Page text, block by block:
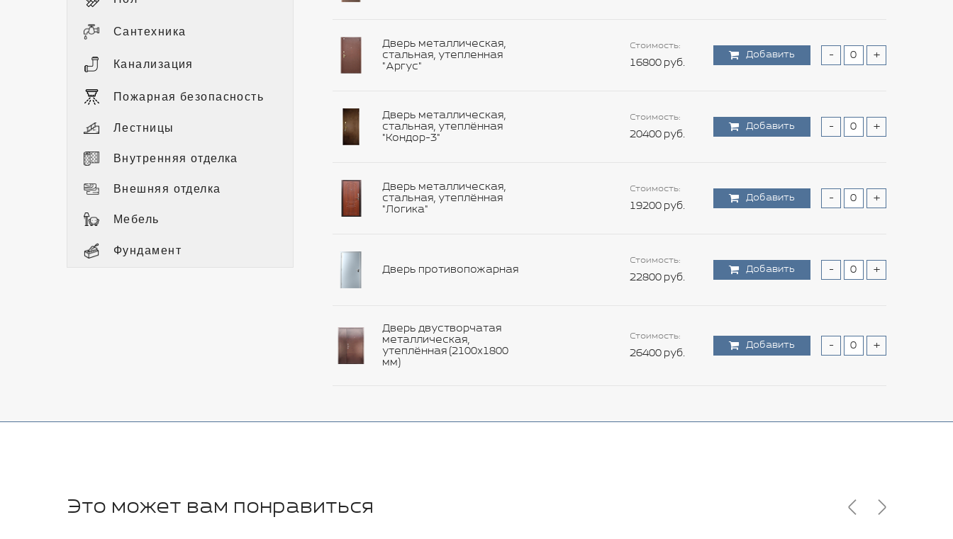
Сантехника
Канализация
Пожарная безопасность
Лестницы
Внутренняя отделка
Внешняя отделка
Мебель
Фундамент
Дверь металлическая,
стальная, утепленная
"Аргус"
Стоимость:
16800 руб.
Добавить - +
Дверь металлическая,
стальная, утеплённая
"Кондор-3"
Стоимость:
20400 руб.
Добавить - +
Дверь металлическая,
стальная, утеплённая
"Логика"
Стоимость:
19200 руб.
Добавить - +
Дверь противопожарная
Стоимость:
22800 руб.
Добавить - +
Дверь двустворчатая
металлическая,
утеплённая (2100х1800
мм)
Стоимость:
26400 руб.
Добавить - +
Это может вам понравиться